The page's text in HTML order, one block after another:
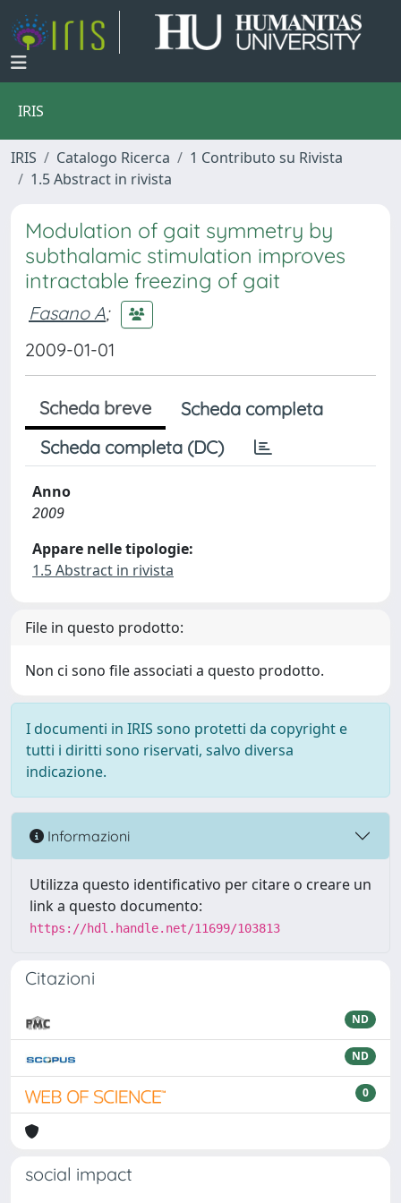
IRIS
IRIS Catalogo Ricerca
1 Contributo su Rivista
1.5 Abstract in rivista
Modulation of gait symmetry by
subthalamic stimulation improves
intractable freezing of gait
Fasano A;
2009-01-01
Scheda breve
Scheda completa
Scheda completa (DC)
Anno
2009
Appare nelle tipologie:
1.5 Abstract in rivista
File in questo prodotto:
Non ci sono file associati a questo prodotto.
I documenti in IRIS sono protetti da copyright e
tutti i diritti sono riservati, salvo diversa
indicazione.
Informazioni
Utilizza questo identificativo per citare o creare un
link a questo documento:
https://hdl.handle.net/11699/103813
Citazioni
ND
ND
0
social impact